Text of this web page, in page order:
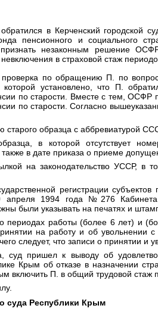
в Керченский городской
пенсионного и социального
незаконным решение
в страховой стаж
проверка по обращению П. по
которой установлено, что П.
по старости. Вместе с тем,
по старости. Согласно
старого образца с аббревиатурой
в которой отсутствует
в дате приказа о приеме
на законодательство УССР, в
регистрации субъектов
апреля 1994 года №276
были указывать на печатях и
периодах работы (более 6 лет) и
на работу и об
следует, что записи о принятии и
суд пришел к выводу об
Крым об отказе в назначении
включить П. в общий трудовой стаж
суда Республики Крым